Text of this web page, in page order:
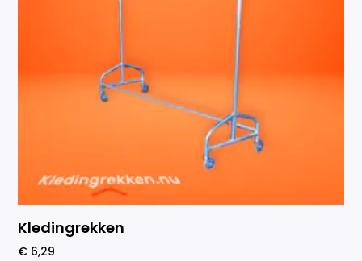
Kledingrekken
€ 6,29